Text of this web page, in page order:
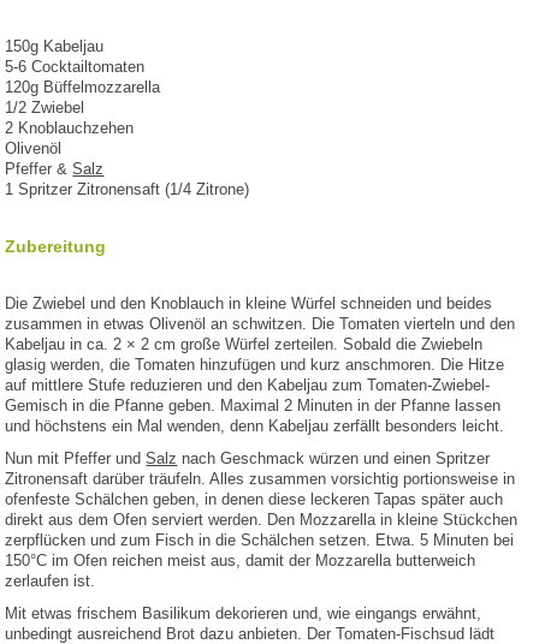
150g Kabeljau
5-6 Cocktailtomaten
120g Büffelmozzarella
1/2 Zwiebel
2 Knoblauchzehen
Olivenöl
Pfeffer &Salz
1 Spritzer Zitronensaft (1/4 Zitrone)
Zubereitung
Die Zwiebel und den Knoblauch in kleine Würfel schneiden und beides
zusammen in etwas Olivenöl an schwitzen. Die Tomaten vierteln und den
Kabeljau in ca. 2 × 2 cm große Würfel zerteilen. Sobald die Zwiebeln
glasig werden, die Tomaten hinzufügen und kurz anschmoren. Die Hitze
auf mittlere Stufe reduzieren und den Kabeljau zum Tomaten-Zwiebel-
Gemisch in die Pfanne geben. Maximal 2 Minuten in der Pfanne lassen
und höchstens ein Mal wenden, denn Kabeljau zerfällt besonders leicht.
Nun mit Pfeffer undSalz nach Geschmack würzen und einen Spritzer
Zitronensaft darüber träufeln. Alles zusammen vorsichtig portionsweise in
ofenfeste Schälchen geben, in denen diese leckeren Tapas später auch
direkt aus dem Ofen serviert werden. Den Mozzarella in kleine Stückchen
zerpflücken und zum Fisch in die Schälchen setzen. Etwa. 5 Minuten bei
150°C im Ofen reichen meist aus, damit der Mozzarella butterweich
zerlaufen ist.
Mit etwas frischem Basilikum dekorieren und, wie eingangs erwähnt,
unbedingt ausreichend Brot dazu anbieten. Der Tomaten-Fischsud lädt